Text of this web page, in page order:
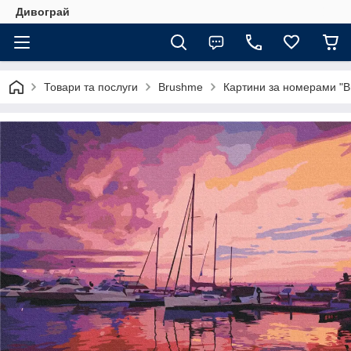
Дивограй
Товари та послуги Brushme Картини за номерами